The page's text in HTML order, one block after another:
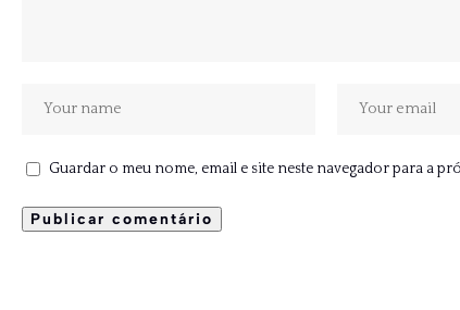
Guardar o meu nome, email e site neste navegador para a